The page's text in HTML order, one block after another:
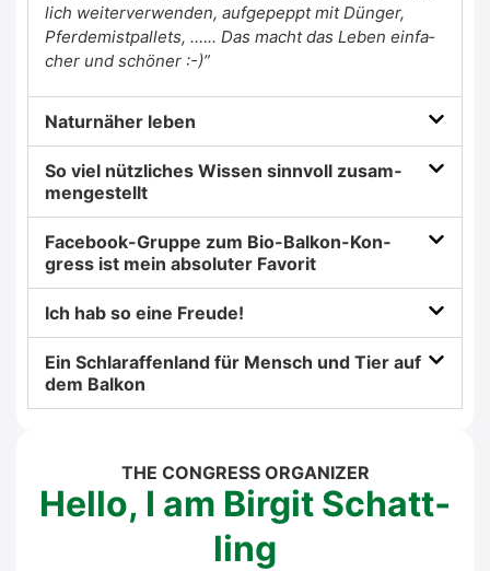
lich wei­ter­ver­wen­den, auf­ge­peppt mit Dün­ger,
Pfer­de­mist­pal­lets, .….. Das macht das Leben ein­fa­
cher und schö­ner :-)”
Natur­nä­her leben
So viel nütz­li­ches Wis­sen sinn­voll zusam­
men­ge­stellt
Face­book-Grup­pe zum Bio-Bal­kon-Kon­
gress ist mein abso­lu­ter Favo­rit
Ich hab so eine Freu­de!
Ein Schla­raf­fen­land für Mensch und Tier auf
dem Bal­kon
THE CON­GRESS ORGA­NI­ZER
Hel­lo, I am Bir­git Schatt­
ling